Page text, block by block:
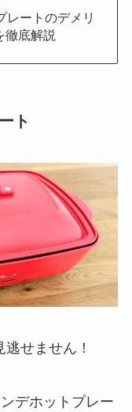
レートのデメリ
徹底解説
ト
せません！
デホットプレー